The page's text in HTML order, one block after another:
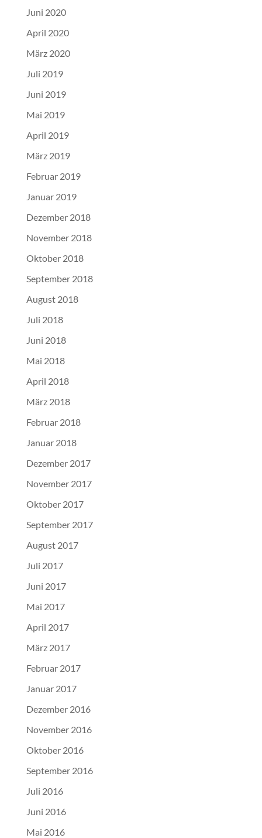
Juni 2020
April 2020
März 2020
Juli 2019
Juni 2019
Mai 2019
April 2019
März 2019
Februar 2019
Januar 2019
Dezember 2018
November 2018
Oktober 2018
September 2018
August 2018
Juli 2018
Juni 2018
Mai 2018
April 2018
März 2018
Februar 2018
Januar 2018
Dezember 2017
November 2017
Oktober 2017
September 2017
August 2017
Juli 2017
Juni 2017
Mai 2017
April 2017
März 2017
Februar 2017
Januar 2017
Dezember 2016
November 2016
Oktober 2016
September 2016
Juli 2016
Juni 2016
Mai 2016